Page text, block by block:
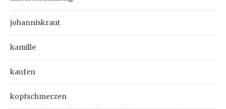
johanniskraut
kamille
kaufen
kopfschmerzen